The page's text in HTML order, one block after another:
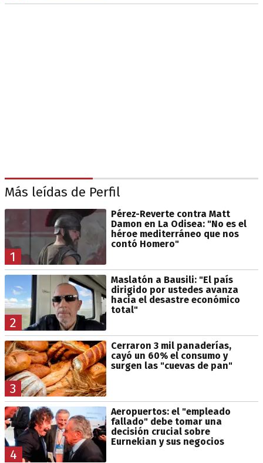
Más leídas de Perfil
1
Pérez-Reverte contra Matt
Damon en La Odisea: "No es el
héroe mediterráneo que nos
contó Homero"
2
Maslatón a Bausili: "El país
dirigido por ustedes avanza
hacia el desastre económico
total"
3
Cerraron 3 mil panaderías,
cayó un 60% el consumo y
surgen las "cuevas de pan"
4
Aeropuertos: el "empleado
fallado" debe tomar una
decisión crucial sobre
Eurnekian y sus negocios